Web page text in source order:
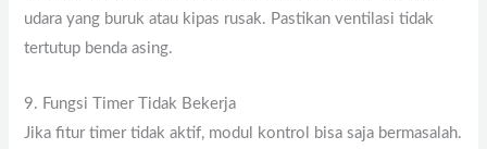
udara yang buruk atau kipas rusak. Pastikan ventilasi tidak
tertutup benda asing.
9. Fungsi Timer Tidak Bekerja
Jika fitur timer tidak aktif, modul kontrol bisa saja bermasalah.